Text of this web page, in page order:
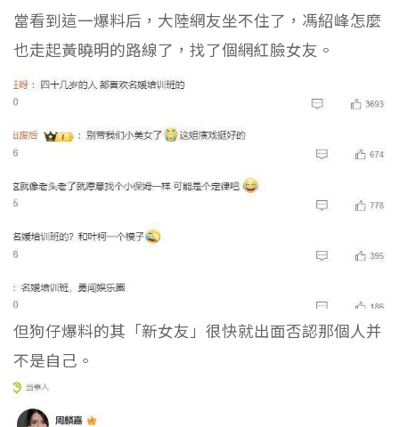
當看到這一爆料后，大陸網友坐不住了，馮紹峰怎麼
也走起黃曉明的路線了，找了個網紅臉女友。
但狗仔爆料的其「新女友」很快就出面否認那個人并
不是自己。